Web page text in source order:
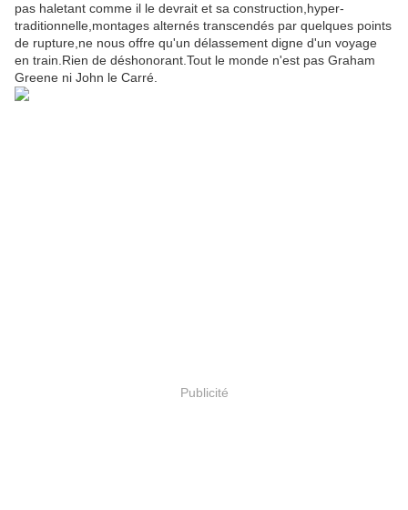
pas haletant comme il le devrait et sa construction,hyper-
traditionnelle,montages alternés transcendés par quelques points
de rupture,ne nous offre qu'un délassement digne d'un voyage
en train.Rien de déshonorant.Tout le monde n'est pas Graham
Greene ni John le Carré.
Publicité